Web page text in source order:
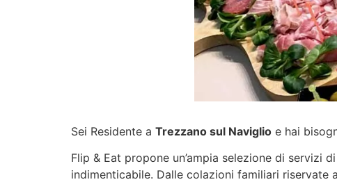
Sei Residente a Trezzano sul Naviglio e hai
Flip & Eat propone un’ampia selezione di servizi
indimenticabile. Dalle colazioni familiari